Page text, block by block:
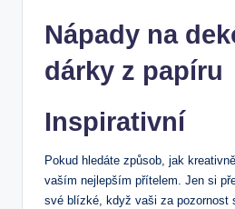
Nápady na
dárky z papíru
Inspirativní
Pokud hledáte způsob, jak
vaším nejlepším přítelem. Jen si
své blízké, když vaši za pozornost